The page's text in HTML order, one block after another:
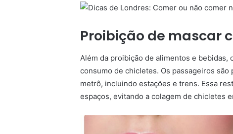
Proibição de mascar
Além da proibição de alimentos e
consumo de chicletes. Os passageiros
metrô, incluindo estações e trens. Essa
espaços, evitando a colagem de chicletes